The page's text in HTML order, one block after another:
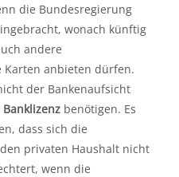
die Bundesregierung
wonach künftig
andere
Karten anbieten dürfen.
der Bankenaufsicht
Banklizenz benötigen. Es
dass sich die
privaten Haushalt nicht
wenn die